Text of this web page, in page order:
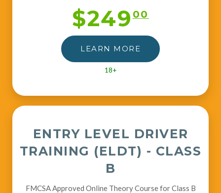
$24900
LEARN MORE
18+
ENTRY LEVEL DRIVER
TRAINING (ELDT) - CLASS
B
FMCSA Approved Online Theory Course for Class B